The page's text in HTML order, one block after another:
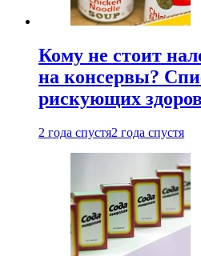
Кому не стоит
на консервы?
рискующих
2 года спустя2 года спустя